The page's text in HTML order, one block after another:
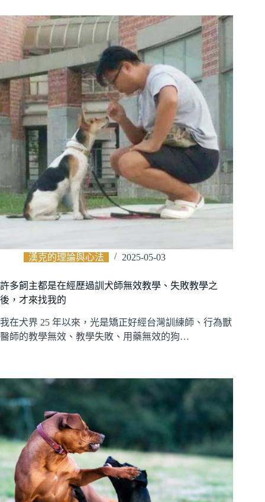
漢克的理論與心法 2025-05-03
許多飼主都是在經歷過訓犬師無效教學、失敗教學之
後，才來找我的
我在犬界 25 年以來，光是矯正好經台灣訓練師、行為獸
醫師的教學無效、教學失敗、用藥無效的狗…